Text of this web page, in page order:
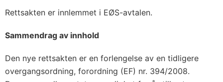
Rettsakten er innlemmet i EØS-avtalen.
Sammendrag av innhold
Den nye rettsakten er en forlengelse av en tidligere
overgangsordning, forordning (EF) nr. 394/2008.